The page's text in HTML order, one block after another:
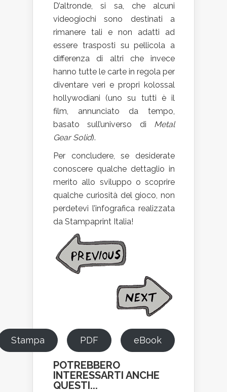
D’altronde, si sa, che alcuni
videogiochi sono destinati a
rimanere tali e non adatti ad
essere trasposti su pellicola a
differenza di altri che invece
hanno tutte le carte in regola per
diventare veri e propri kolossal
hollywodiani (uno su tutti è il
film, annunciato da tempo,
basato sull’universo di Metal
Gear Solid).
Per concludere, se desiderate
conoscere qualche dettaglio in
merito allo sviluppo o scoprire
qualche curiosità del gioco, non
perdetevi l’infografica realizzata
da Stampaprint Italia!
Stampa PDF eBook
POTREBBERO
INTERESSARTI ANCHE
QUESTI...